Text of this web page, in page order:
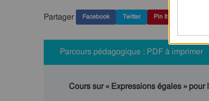
Partager Facebook Twitter Pin It
Parcours pédagogique : PDF à imprimer
Cours sur « Expressions égales » pour